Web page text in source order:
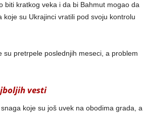
biti kratkog veka i da bi Bahmut mogao da
su Ukrajinci vratili pod svoju kontrolu
pretrpele poslednjih meseci, a problem
vesti
koje su još uvek na obodima grada, a